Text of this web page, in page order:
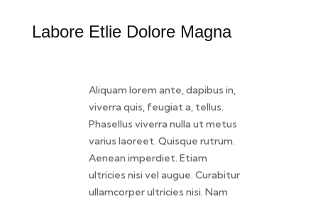
Labore Etlie Dolore Magna
Aliquam lorem ante, dapibus in,
viverra quis, feugiat a, tellus.
Phasellus viverra nulla ut metus
varius laoreet. Quisque rutrum.
Aenean imperdiet. Etiam
ultricies nisi vel augue. Curabitur
ullamcorper ultricies nisi. Nam